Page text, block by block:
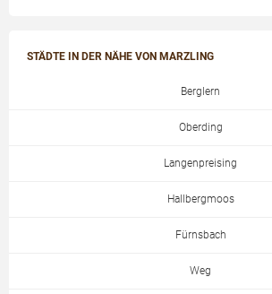
STÄDTE IN DER NÄHE VON MARZLING
Berglern
Oberding
Langenpreising
Hallbergmoos
Fürnsbach
Weg